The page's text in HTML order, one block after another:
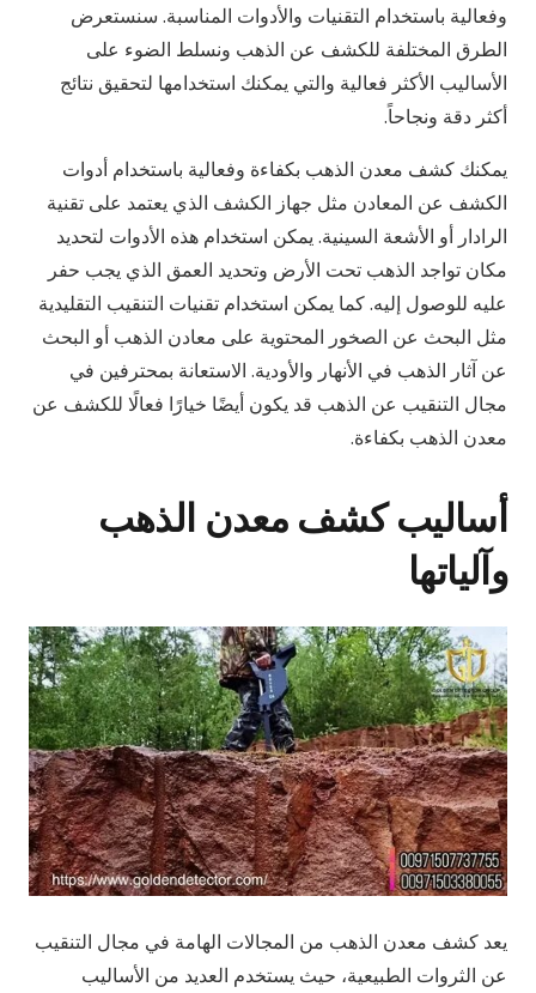
وفعالية باستخدام التقنيات والأدوات المناسبة. سنستعرض
الطرق المختلفة للكشف عن الذهب ونسلط الضوء على
الأساليب الأكثر فعالية والتي يمكنك استخدامها لتحقيق نتائج
أكثر دقة ونجاحاً.
يمكنك كشف معدن الذهب بكفاءة وفعالية باستخدام أدوات
الكشف عن المعادن مثل جهاز الكشف الذي يعتمد على تقنية
الرادار أو الأشعة السينية. يمكن استخدام هذه الأدوات لتحديد
مكان تواجد الذهب تحت الأرض وتحديد العمق الذي يجب حفر
عليه للوصول إليه. كما يمكن استخدام تقنيات التنقيب التقليدية
مثل البحث عن الصخور المحتوية على معادن الذهب أو البحث
عن آثار الذهب في الأنهار والأودية. الاستعانة بمحترفين في
مجال التنقيب عن الذهب قد يكون أيضًا خيارًا فعالًا للكشف عن
معدن الذهب بكفاءة.
أساليب كشف معدن الذهب
وآلياتها
يعد كشف معدن الذهب من المجالات الهامة في مجال التنقيب
عن الثروات الطبيعية، حيث يستخدم العديد من الأساليب